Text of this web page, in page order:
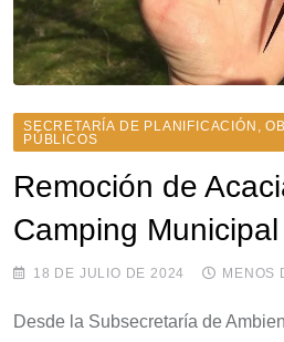
SECRETARÍA DE PLANIFICACIÓN,
PÚBLICOS
Remoción de
Camping Municipal
18 DE JULIO DE 2024 MENOS
Desde la Subsecretaría de